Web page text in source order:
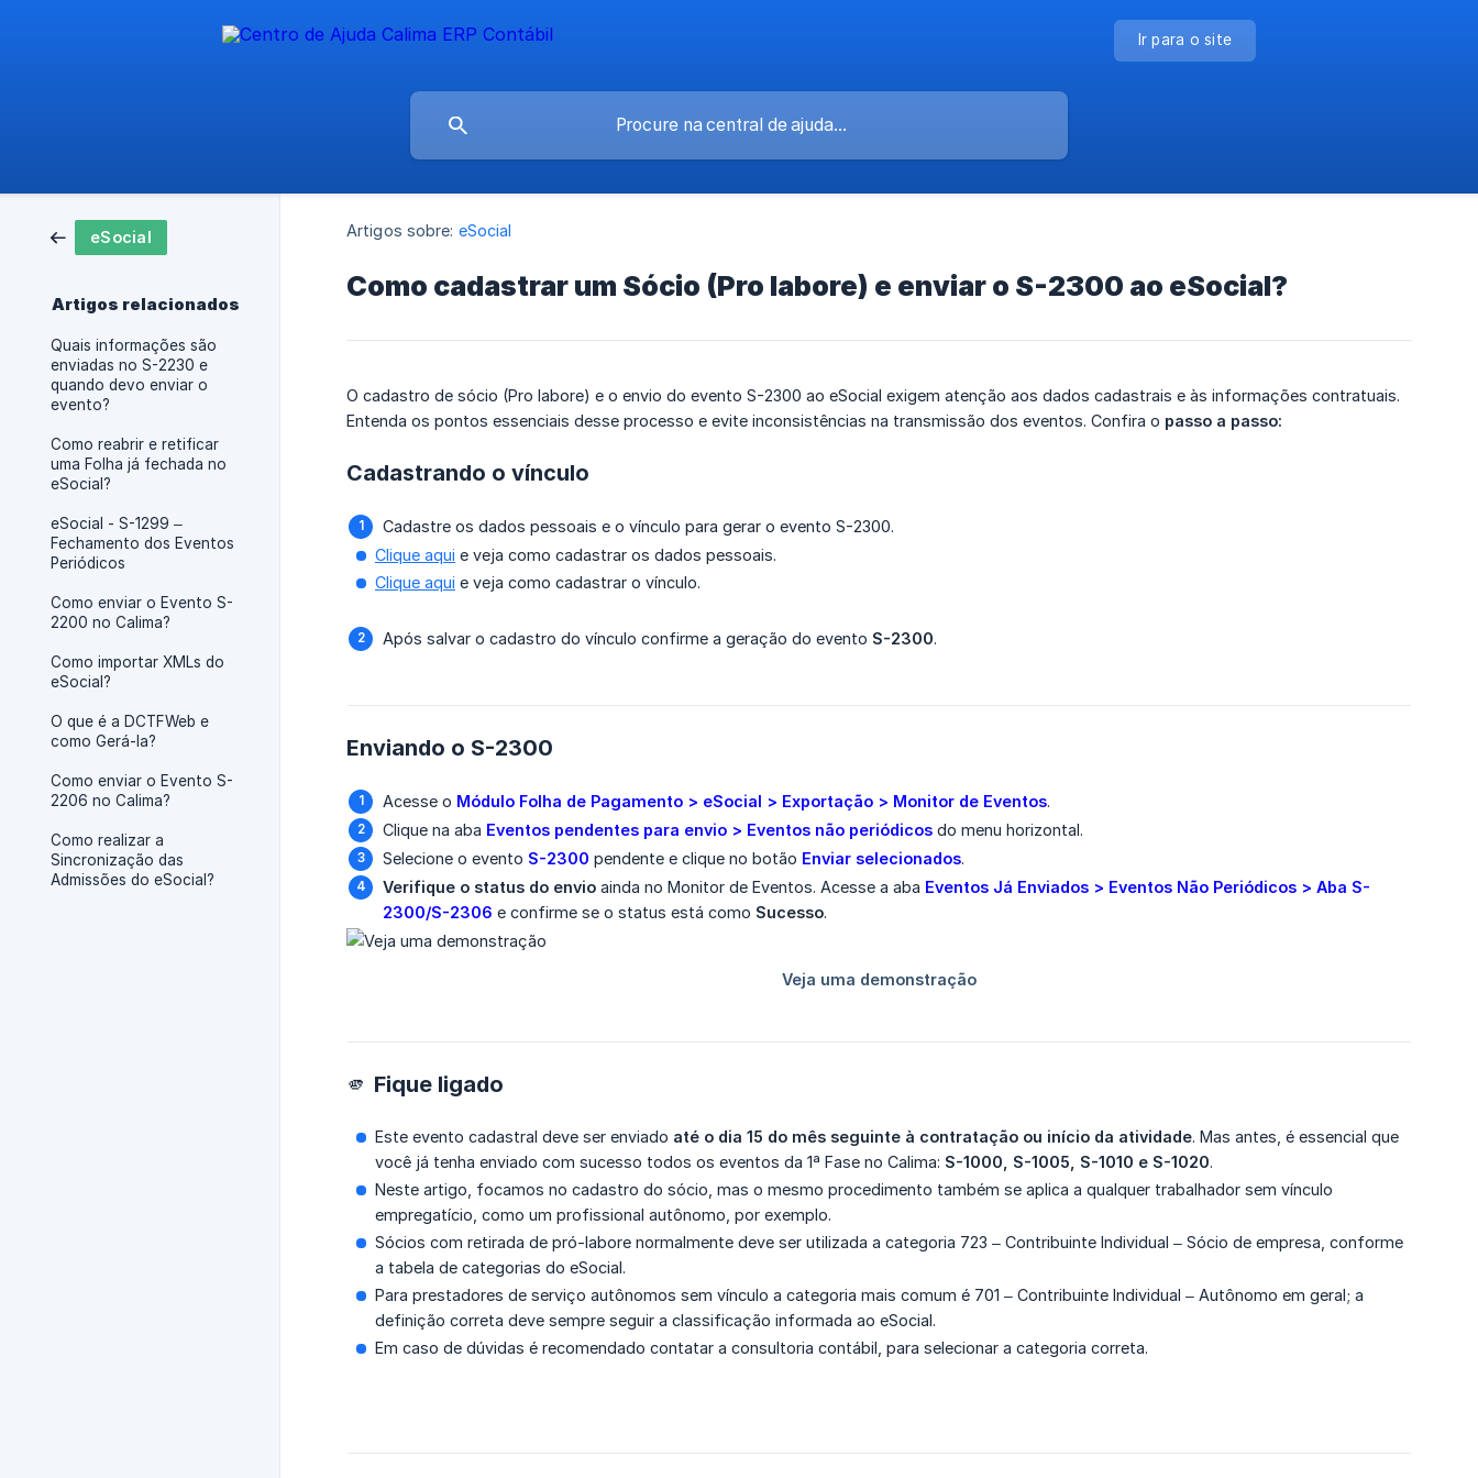
Ir para o site
eSocial
Artigos relacionados
Quais informações são
enviadas no S-2230 e
quando devo enviar o
evento?
Como reabrir e retificar
uma Folha já fechada no
eSocial?
eSocial - S-1299 –
Fechamento dos Eventos
Periódicos
Como enviar o Evento S-
2200 no Calima?
Como importar XMLs do
eSocial?
O que é a DCTFWeb e
como Gerá-la?
Como enviar o Evento S-
2206 no Calima?
Como realizar a
Sincronização das
Admissões do eSocial?
Artigos sobre: eSocial
Como cadastrar um Sócio (Pro labore) e enviar o S-2300 ao eSocial?
O cadastro de sócio (Pro labore) e o envio do evento S-2300 ao eSocial exigem atenção aos dados cadastrais e às informações contratuais.
Entenda os pontos essenciais desse processo e evite inconsistências na transmissão dos eventos. Confira o passo a passo:
Cadastrando o vínculo
Cadastre os dados pessoais e o vínculo para gerar o evento S-2300.
Clique aqui e veja como cadastrar os dados pessoais.
Clique aqui e veja como cadastrar o vínculo.
Após salvar o cadastro do vínculo confirme a geração do evento S-2300.
Enviando o S-2300
Acesse o Módulo Folha de Pagamento > eSocial > Exportação > Monitor de Eventos.
Clique na aba Eventos pendentes para envio > Eventos não periódicos do menu horizontal.
Selecione o evento S-2300 pendente e clique no botão Enviar selecionados.
Verifique o status do envio ainda no Monitor de Eventos. Acesse a aba Eventos Já Enviados > Eventos Não Periódicos > Aba S-
2300/S-2306 e confirme se o status está como Sucesso.
🫵 Fique ligado
Este evento cadastral deve ser enviado até o dia 15 do mês seguinte à contratação ou início da atividade. Mas antes, é essencial que
você já tenha enviado com sucesso todos os eventos da 1ª Fase no Calima: S-1000, S-1005, S-1010 e S-1020.
Neste artigo, focamos no cadastro do sócio, mas o mesmo procedimento também se aplica a qualquer trabalhador sem vínculo
empregatício, como um profissional autônomo, por exemplo.
Sócios com retirada de pró-labore normalmente deve ser utilizada a categoria 723 – Contribuinte Individual – Sócio de empresa, conforme
a tabela de categorias do eSocial.
Para prestadores de serviço autônomos sem vínculo a categoria mais comum é 701 – Contribuinte Individual – Autônomo em geral; a
definição correta deve sempre seguir a classificação informada ao eSocial.
Em caso de dúvidas é recomendado contatar a consultoria contábil, para selecionar a categoria correta.